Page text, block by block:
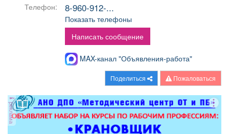
Поздравления
Я - пенсионер
Телефон: 8-960-912-...
Показать телефоны
Написать сообщение
MAX-канал "Объявления-работа"
Поделиться Пожаловаться
реклама